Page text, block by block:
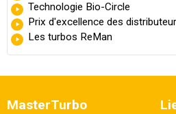
Technologie Bio-Circle
Prix d'excellence des
Les turbos ReMan
MasterTurbo